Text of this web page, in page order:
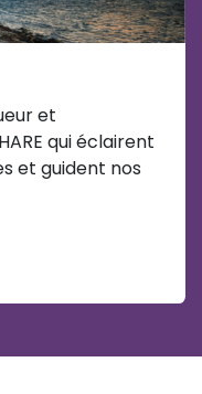
et
qui éclairent
et guident nos